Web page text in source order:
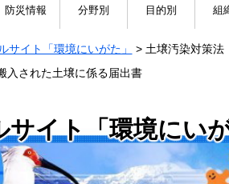
防災情報 分野別 目的別 組
サイト「環境にいがた」 > 土壌汚染対策
された土壌に係る届出書
サイト「環境にい